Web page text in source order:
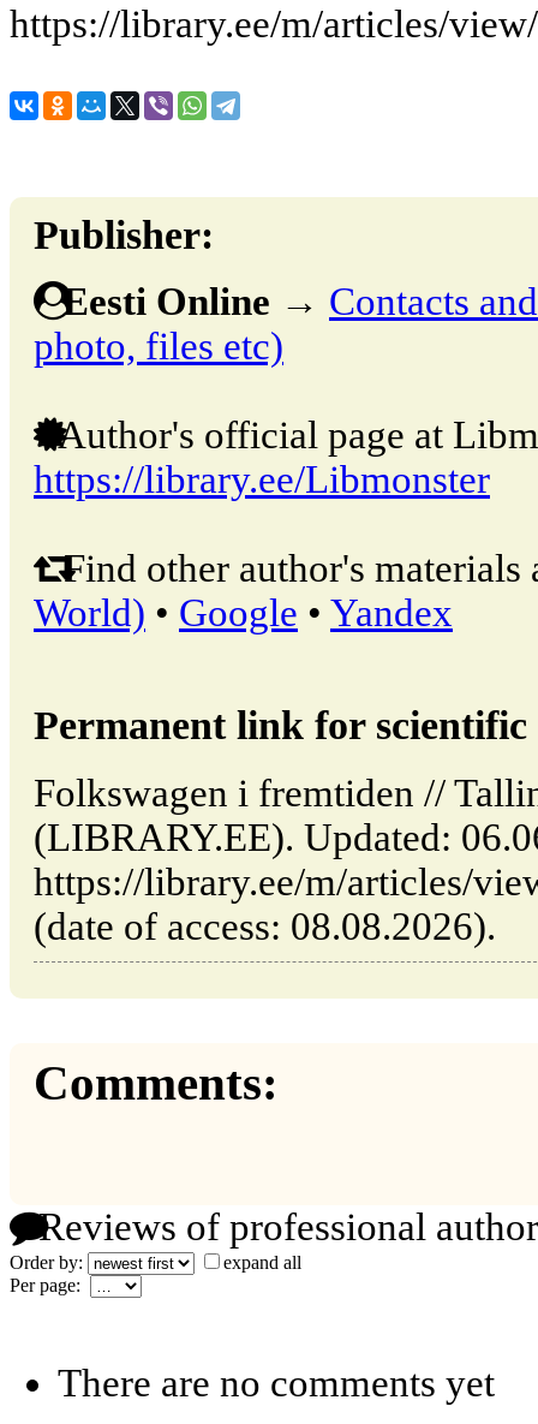
https://library.ee/m/articles/
Publisher:
Eesti Online → Contacts
photo, files etc)
Author's official page at
https://library.ee/Libmonster
Find other author's materials
World) • Google • Yandex
Permanent link for
Folkswagen i fremtiden //
(LIBRARY.EE). Updated:
https://library.ee/m/articles/
(date of access: 08.08.2026).
Comments:
Reviews of professional
Order by:
expand all
Per page:
There are no comments yet